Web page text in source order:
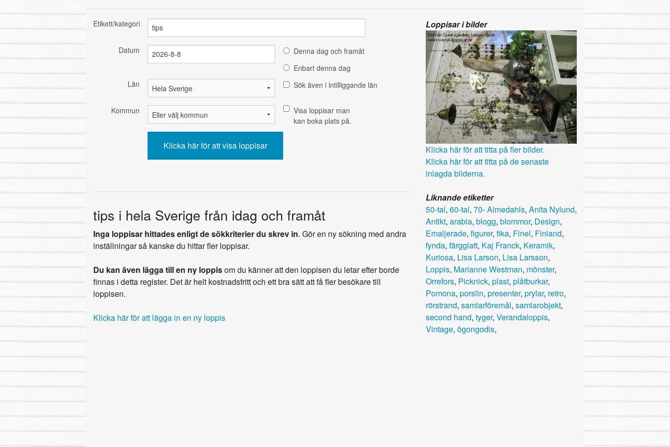
Etikett/kategori
Datum
Denna dag och framåt
Enbart denna dag
Län
Sök även i intilliggande län
Kommun
Visa loppisar man
kan boka plats på.
tips i hela Sverige från idag och framåt
Inga loppisar hittades enligt de sökkriterier du skrev in. Gör en ny sökning med andra
inställningar så kanske du hittar fler loppisar.
Du kan även lägga till en ny loppisom du känner att den loppisen du letar efter borde
finnas i detta register. Det är helt kostnadsfritt och ett bra sätt att få fler besökare till
loppisen.
Klicka här för att lägga in en ny loppis
Loppisar i bilder
Klicka här för att titta på fler bilder.
Klicka här för att titta på de senaste
inlagda bilderna.
Liknande etiketter
50-tal, 60-tal, 70- Almedahls, Anita Nylund,
Antikt, arabia, blogg, blommor, Design,
Emaljerade, figurer, fika, Finel, Finland,
fynda, färgglatt, Kaj Franck, Keramik,
Kuriosa, Lisa Larson, Lisa Larsson,
Loppis, Marianne Westman, mönster,
Orrefors, Picknick, plast, plåtburkar,
Pomona, porslin, presenter, prylar, retro,
rörstrand, samlarföremål, samlarobjekt,
second hand, tyger, Verandaloppis,
Vintage, ögongodis,